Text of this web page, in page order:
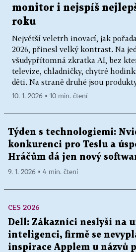
monitor i nejspíš
roku
Největší veletrh inovací, jak
2026, přinesl velký kontrast. Na
všudypřítomná zkratka AI, bez
televize, chladničky, chytré
děti. Na straně druhé jsou
10. 1. 2026 ▪ 10 min. čtení
Týden s technologiemi:
konkurenci pro Teslu a
Hráčům dá jen nový
9. 1. 2026 ▪ 4 min. čtení
CES 2026
Dell: Zákazníci neslyší na
inteligenci, firmě se
inspirace Applem u názvů